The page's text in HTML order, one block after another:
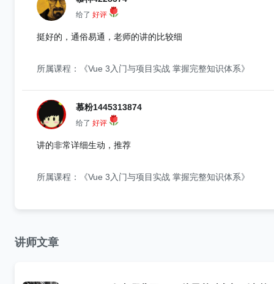
给了 好评
挺好的，通俗易通，老师的讲的比较细
所属课程：《Vue 3入门与项目实战 掌握完整知识体系》
慕粉1445313874
给了 好评
讲的非常详细生动，推荐
所属课程：《Vue 3入门与项目实战 掌握完整知识体系》
讲师文章